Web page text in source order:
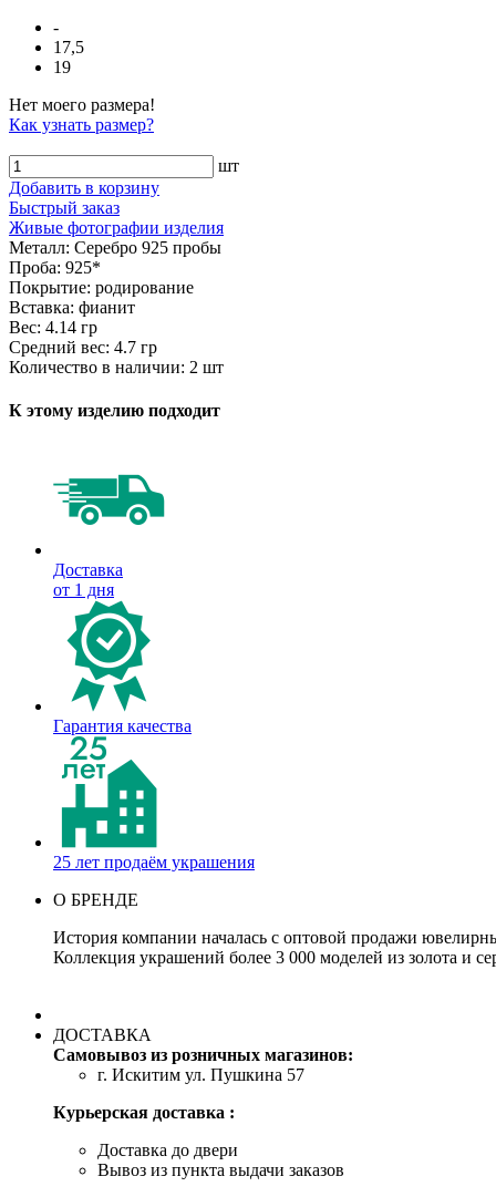
-
17,5
19
Нет моего размера!
Как узнать размер?
шт
Добавить в корзину
Быстрый заказ
Живые фотографии изделия
Металл: Серебро 925 пробы
Проба: 925*
Покрытие: родирование
Вставка: фианит
Вес: 4.14 гр
Средний вес: 4.7 гр
Количество в наличии: 2 шт
К этому изделию подходит
Доставка
от 1 дня
Гарантия качества
25 лет продаём украшения
О БРЕНДЕ
История компании началась с оптовой продажи
Коллекция украшений более 3 000 моделей из золота и
ДОСТАВКА
Самовывоз из розничных магазинов:
г. Искитим ул. Пушкина 57
Курьерская доставка :
Доставка до двери
Вывоз из пункта выдачи заказов